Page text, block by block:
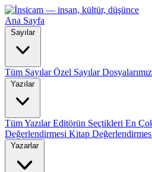
Ana Sayfa
Sayılar
Tüm SayılarÖzel SayılarDosyalarımız
Yazılar
Tüm YazılarEditörün Seçtikleri En
Değerlendirmesi Kitap
Yazarlar